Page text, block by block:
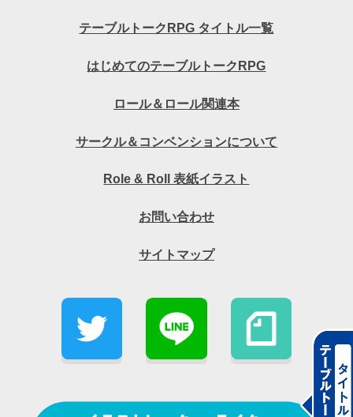
テーブルトークRPG タイトル一覧
はじめてのテーブルトークRPG
ロール＆ロール関連本
サークル＆コンベンションについて
Role & Roll 表紙イラスト
お問い合わせ
サイトマップ